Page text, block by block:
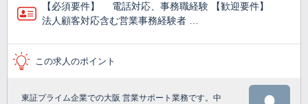
【必須要件】 電話対応、事務職経験 【歓迎要件】
法人顧客対応含む営業事務経験者 …
この求人のポイント
東証プライム企業での大阪 営業サポート業務です。中